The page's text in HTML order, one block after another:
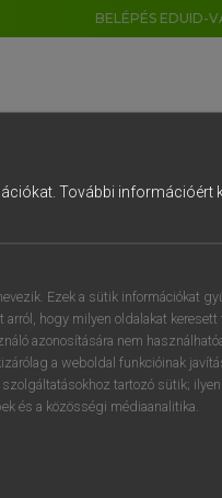
BELÉPÉS EDUID-
További információért
Ezek a sütik információkat
hogy milyen oldalakat keresett
azonosítására nem
a weboldal funkcióinak
tartozó sütik;
és a közösségi médiaanalitika.
6 7 8 9
z u i
h j k l é
b n m , .